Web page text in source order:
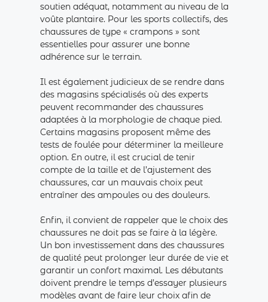
soutien adéquat, notamment au niveau de la
voûte plantaire. Pour les sports collectifs, des
chaussures de type « crampons » sont
essentielles pour assurer une bonne
adhérence sur le terrain.
Il est également judicieux de se rendre dans
des magasins spécialisés où des experts
peuvent recommander des chaussures
adaptées à la morphologie de chaque pied.
Certains magasins proposent même des
tests de foulée pour déterminer la meilleure
option. En outre, il est crucial de tenir
compte de la taille et de l’ajustement des
chaussures, car un mauvais choix peut
entraîner des ampoules ou des douleurs.
Enfin, il convient de rappeler que le choix des
chaussures ne doit pas se faire à la légère.
Un bon investissement dans des chaussures
de qualité peut prolonger leur durée de vie et
garantir un confort maximal. Les débutants
doivent prendre le temps d’essayer plusieurs
modèles avant de faire leur choix afin de